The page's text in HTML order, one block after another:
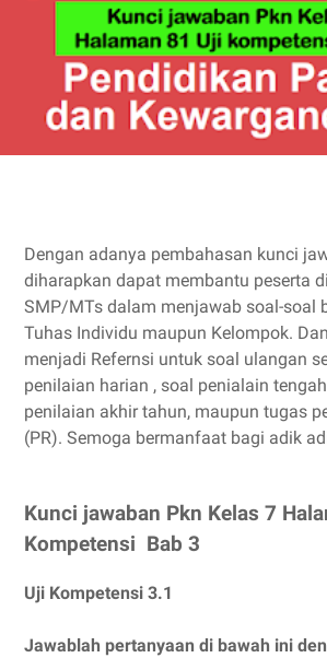
Dengan adanya pembahasan kunci
diharapkan dapat membantu peserta
SMP/MTs dalam menjawab soal-soal
Tuhas Individu maupun Kelompok.
menjadi Refernsi untuk soal ulangan
penilaian harian , soal penialain tengah
penilaian akhir tahun, maupun tugas
(PR). Semoga bermanfaat bagi adik
Kunci jawaban Pkn Kelas 7
Kompetensi Bab 3
Uji Kompetensi 3.1
Jawablah pertanyaan di bawah ini